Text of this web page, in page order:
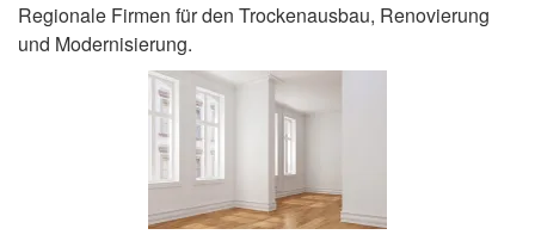
Regionale Firmen für den Trockenausbau, Renovierung
und Modernisierung.